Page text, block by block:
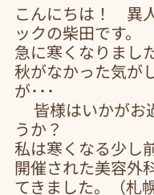
こんにちは！　異
ックの柴田です。
急に寒くなりまし
秋がなかった気が
が･･･
皆様はいかがお
うか？
私は寒くなる少し
開催された美容外
てきました。（札